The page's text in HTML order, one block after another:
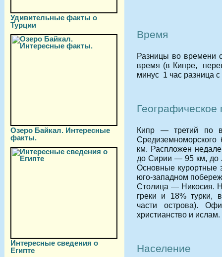
Удивительные факты о
Турции
Озеро Байкал. Интересные
факты.
Интересные сведения о
Египте
Время
Разницы во времени
время (в Кипре,
минус 1 час разница
Кипр — третий по
км. Распложен
до Сирии — 95 км, до
Основные курортные
юго-западном
Столица — Никосия.
греки и 18% турки,
части острова).
христианство и ислам.
Население